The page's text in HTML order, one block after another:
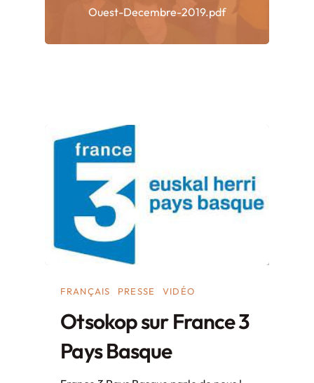
Ouest-Decembre-2019.pdf
FRANÇAIS PRESSE VIDÉO
Otsokop sur France 3
Pays Basque